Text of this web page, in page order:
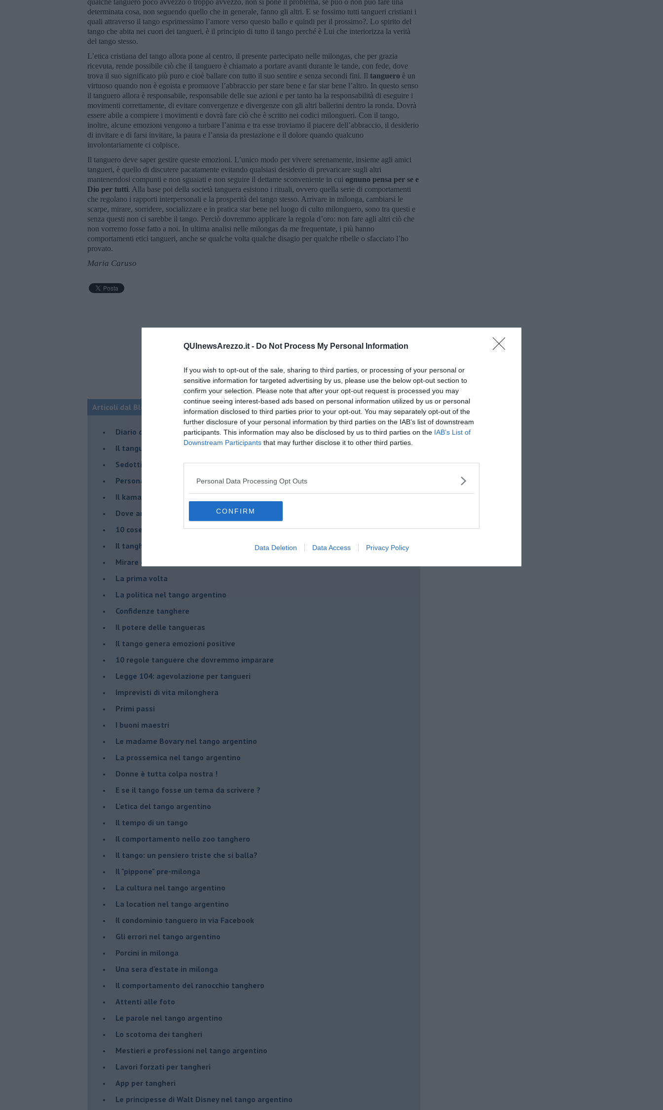
QUInewsArezzo.it - Do Not Process My Personal Information
If you wish to opt-out of the sale, sharing to third parties, or processing of your personal or
sensitive information for targeted advertising by us, please use the below opt-out section to
confirm your selection. Please note that after your opt-out request is processed you may
continue seeing interest-based ads based on personal information utilized by us or personal
information disclosed to third parties prior to your opt-out. You may separately opt-out of the
further disclosure of your personal information by third parties on the IAB’s list of downstream
participants. This information may also be disclosed by us to third parties on the IAB’s List of
Downstream Participants that may further disclose it to other third parties.
Personal Data Processing Opt Outs
CONFIRM
Data Deletion Data Access Privacy Policy
determinata cosa, non seguendo quello che in generale, fanno gli altri. E se fossimo tutti tangueri cristiani i
quali attraverso il tango esprimessimo l’amore verso questo ballo e quindi per il prossimo?. Lo spirito del
tango che abita nei cuori dei tangueri, è il principio di tutto il tango perché è Lui che interiorizza la verità
del tango stesso.
L’etica cristiana del tango allora pone al centro, il presente partecipato nelle milongas, che per grazia
ricevuta, rende possibile ciò che il tanguero è chiamato a portare avanti durante le tande, con fede, dove
trova il suo significato più puro e cioè ballare con tutto il suo sentire e senza secondi fini. Il tanguero è un
virtuoso quando non è egoista e promuove l’abbraccio per stare bene e far star bene l’altro. In questo senso
il tanguero allora è responsabile, responsabile delle sue azioni e per tanto ha la responsabilità di eseguire i
movimenti correttamente, di evitare convergenze e divergenze con gli altri ballerini dentro la ronda. Dovrà
essere abile a compiere i movimenti e dovrà fare ciò che è scritto nei codici milongueri. Con il tango,
inoltre, alcune emozioni vengono a turbare l’anima e tra esse troviamo il piacere dell’abbraccio, il desiderio
di invitare e di farsi invitare, la paura e l’ansia da prestazione e il dolore quando qualcuno
involontariamente ci colpisce.
Il tanguero deve saper gestire queste emozioni. L’unico modo per vivere serenamente, insieme agli amici
tangueri, è quello di discutere pacatamente evitando qualsiasi desiderio di prevaricare sugli altri
mantenendosi compunti e non sguaiati e non seguire il dettame sconveniente in cui ognuno pensa per se e
Dio per tutti. Alla base poi della società tanguera esistono i rituali, ovvero quella serie di comportamenti
che regolano i rapporti interpersonali e la prosperità del tango stesso. Arrivare in milonga, cambiarsi le
scarpe, mirare, sorridere, socializzare e in pratica star bene nel luogo di culto milonguero, sono tra questi e
senza questi non ci sarebbe il tango. Perciò dovremmo applicare la regola d’oro: non fare agli altri ciò che
non vorremo fosse fatto a noi. In ultima analisi nelle milongas da me frequentate, i più hanno
comportamenti etici tangueri, anche se qualche volta qualche disagio per qualche ribelle o sfacciato l’ho
provato.
Maria Caruso
Articoli dal Blog “Parole milonguere” di Maria Caruso
Diario di una tanghera
Il tanguero che entra in pista
Sedotti e abbandonati nel tango argentino
Personalità tanguera
Il kamasutango
Dove andiamo stasera?
10 cose da non dire a fine tanda
Il tanghero odioso
Mirare con la PNL
La prima volta
La politica nel tango argentino
Confidenze tanghere
Il potere delle tangueras
Il tango genera emozioni positive
10 regole tanguere che dovremmo imparare
Legge 104: agevolazione per tangueri
Imprevisti di vita milonghera
Primi passi
I buoni maestri
Le madame Bovary nel tango argentino
La prossemica nel tango argentino
Donne è tutta colpa nostra !
E se il tango fosse un tema da scrivere ?
L'etica del tango argentino
Il tempo di un tango
Il comportamento nello zoo tanghero
Il tango: un pensiero triste che si balla?
Il "pippone" pre-milonga
La cultura nel tango argentino
La location nel tango argentino
Il condominio tanguero in via Facebook
Gli errori nel tango argentino
Porcini in milonga
Una sera d'estate in milonga
Il comportamento del ranocchio tanghero
Attenti alle foto
Le parole nel tango argentino
Lo scotoma dei tangheri
Mestieri e professioni nel tango argentino
Lavori forzati per tangheri
App per tangheri
Le principesse di Walt Disney nel tango argentino